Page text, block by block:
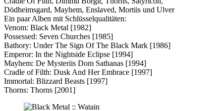
Dödheimsgard, Mayhem, Enslaved, Mortiis und Ulver
Ein paar Alben mit Schlüsselqualitäten:
Venom: Black Metal [1982]
Possessed: Seven Churches [1985]
Bathory: Under The Sign Of The Black Mark [1986]
Emperor: In the Nightside Eclipse [1994]
Mayhem: De Mysteriis Dom Sathanas [1994]
Cradle of Filth: Dusk And Her Embrace [1997]
Immortal: Blizzard Beasts [1997]
Thorns: Thorns [2001]